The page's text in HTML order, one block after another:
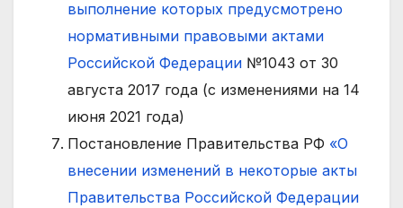
выполнение которых предусмотрено
нормативными правовыми актами
Российской Федерации №1043 от 30
августа 2017 года (с изменениями на 14
июня 2021 года)
Постановление Правительства РФ «О
внесении изменений в некоторые акты
Правительства Российской Федерации